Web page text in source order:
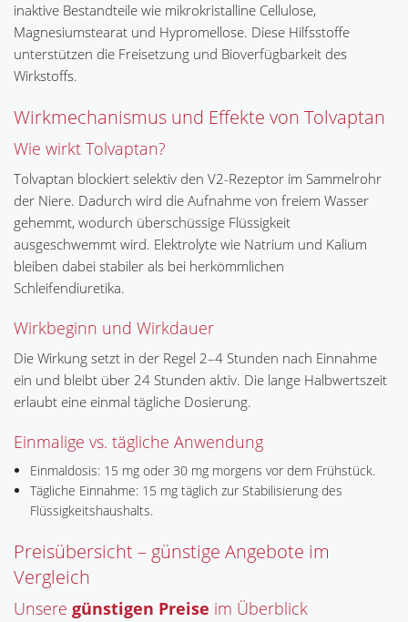
inaktive Bestandteile wie mikrokristalline Cellulose,
Magnesiumstearat und Hypromellose. Diese Hilfsstoffe
unterstützen die Freisetzung und Bioverfügbarkeit des
Wirkstoffs.
Wirkmechanismus und Effekte von Tolvaptan
Wie wirkt Tolvaptan?
Tolvaptan blockiert selektiv den V2-Rezeptor im Sammelrohr
der Niere. Dadurch wird die Aufnahme von freiem Wasser
gehemmt, wodurch überschüssige Flüssigkeit
ausgeschwemmt wird. Elektrolyte wie Natrium und Kalium
bleiben dabei stabiler als bei herkömmlichen
Schleifendiuretika.
Wirkbeginn und Wirkdauer
Die Wirkung setzt in der Regel 2–4 Stunden nach Einnahme
ein und bleibt über 24 Stunden aktiv. Die lange Halbwertszeit
erlaubt eine einmal tägliche Dosierung.
Einmalige vs. tägliche Anwendung
Einmaldosis: 15 mg oder 30 mg morgens vor dem Frühstück.
Tägliche Einnahme: 15 mg täglich zur Stabilisierung des
Flüssigkeitshaushalts.
Preisübersicht – günstige Angebote im
Vergleich
Unsere günstigen Preise im Überblick